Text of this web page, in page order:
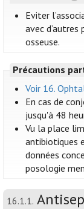
Eviter
avec
osseuse.
Précautions
Voir 16.
En cas de
jusqu'à 48
Vu la place
antibiotiques
données
posologie
16.1.1.